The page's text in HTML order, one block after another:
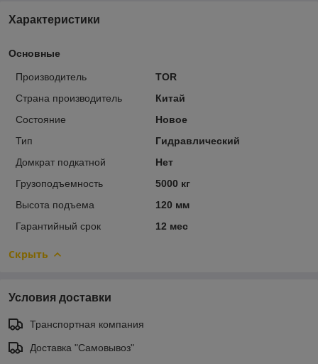
Характеристики
Основные
Производитель
TOR
Страна производитель
Китай
Состояние
Новое
Тип
Гидравлический
Домкрат подкатной
Нет
Грузоподъемность
5000 кг
Высота подъема
120 мм
Гарантийный срок
12 мес
Скрыть
Условия доставки
Транспортная компания
Доставка "Самовывоз"